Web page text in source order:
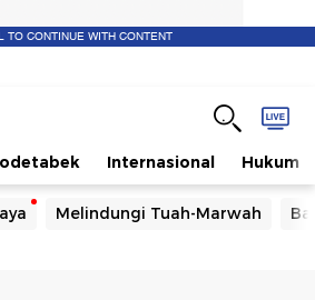
TO CONTINUE WITH CONTENT
Internasional Hukum
Melindungi Tuah-Marwah